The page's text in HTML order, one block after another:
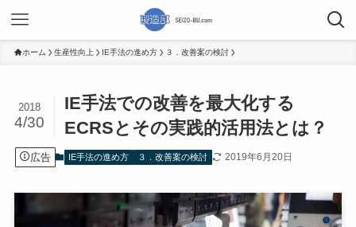
ホーム 生産性向上 IE手法の進め方 ３．改善案の検討
IE手法での改善を最大化する
ECRSとその実践的活用法とは？
2018
4/30
広告 IE手法の進め方 ３．改善案の検討 2019年6月20日